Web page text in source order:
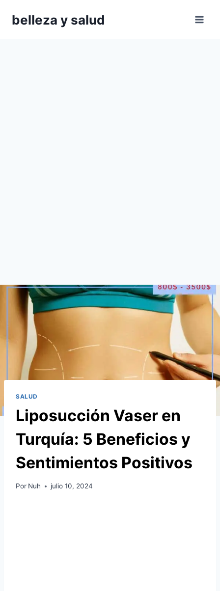
belleza y salud
SALUD
Liposucción Vaser en
Turquía: 5 Beneficios y
Sentimientos Positivos
Por Nuh julio 10, 2024